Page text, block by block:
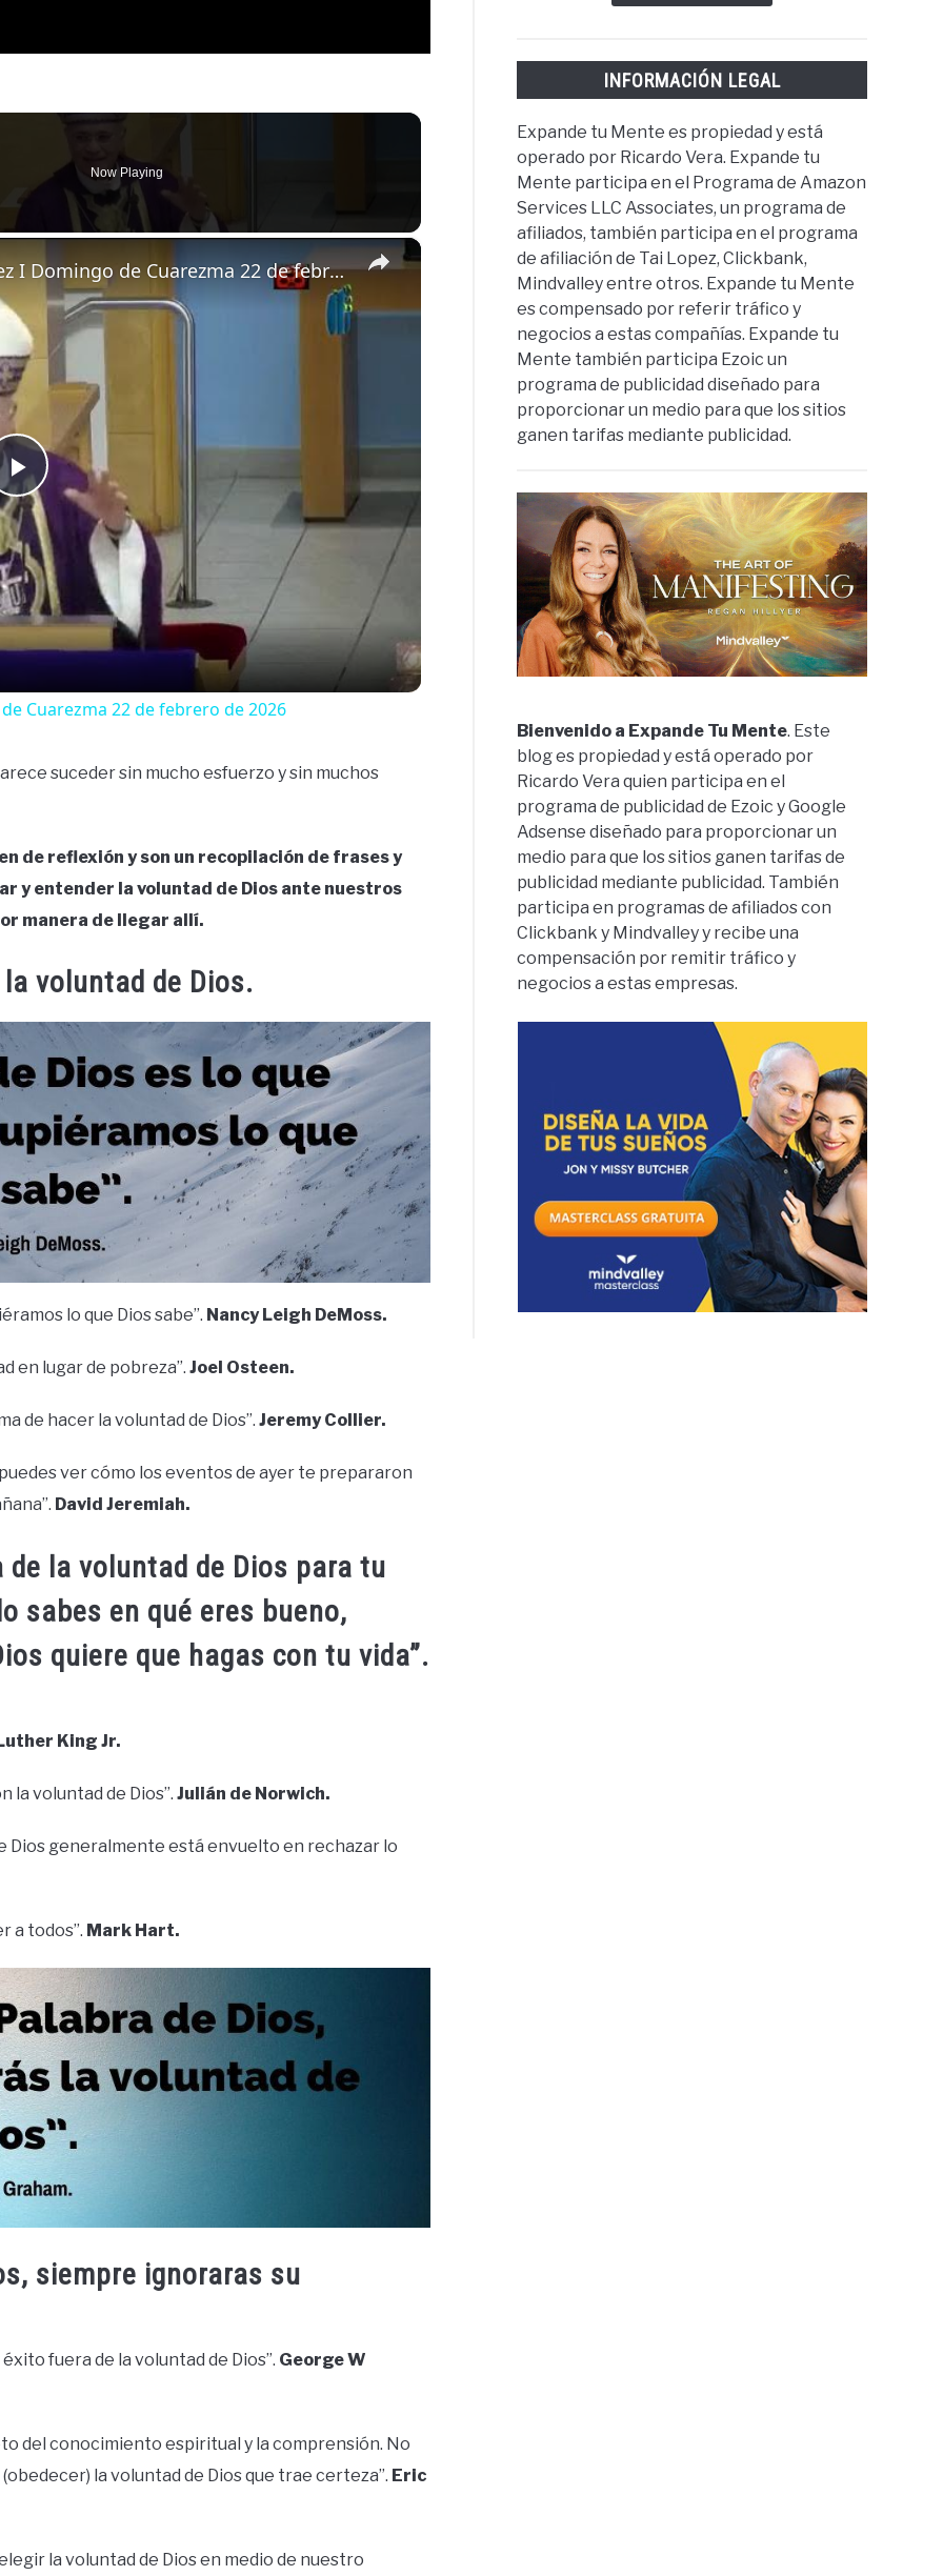
Now Playing
×
Play
Video
Homilía de monseñor Silvio José Báez I Domingo de Cuarezma 22 de febrero de 2026
Cuarezma 22 de febrero de 2026
suceder sin mucho esfuerzo y sin muchos
de reflexión y son un recopilación de frases y
y entender la voluntad de Dios ante nuestros
manera de llegar allí.
voluntad de Dios.
lo que Dios sabe”. Nancy Leigh DeMoss.
en lugar de pobreza”. Joel Osteen.
de hacer la voluntad de Dios”. Jeremy Collier.
ver cómo los eventos de ayer te prepararon
David Jeremiah.
la voluntad de Dios para tu
sabes en qué eres bueno,
quiere que hagas con tu vida”.
King Jr.
la voluntad de Dios”. Julián de Norwich.
Dios generalmente está envuelto en rechazar lo
a todos”. Mark Hart.
siempre ignoraras su
fuera de la voluntad de Dios”. George W
del conocimiento espiritual y la comprensión. No
la voluntad de Dios que trae certeza”. Eric
la voluntad de Dios en medio de nuestro
INFORMACIÓN LEGAL
Expande tu Mente es propiedad y está
operado por Ricardo Vera. Expande tu
Mente participa en el Programa de Amazon
Services LLC Associates, un programa de
afiliados, también participa en el programa
de afiliación de Tai Lopez, Clickbank,
Mindvalley entre otros. Expande tu Mente
es compensado por referir tráfico y
negocios a estas compañías. Expande tu
Mente también participa Ezoic un
programa de publicidad diseñado para
proporcionar un medio para que los sitios
ganen tarifas mediante publicidad.
Bienvenido a Expande Tu Mente. Este
blog es propiedad y está operado por
Ricardo Vera quien participa en el
programa de publicidad de Ezoic y Google
Adsense diseñado para proporcionar un
medio para que los sitios ganen tarifas de
publicidad mediante publicidad. También
participa en programas de afiliados con
Clickbank y Mindvalley y recibe una
compensación por remitir tráfico y
negocios a estas empresas.